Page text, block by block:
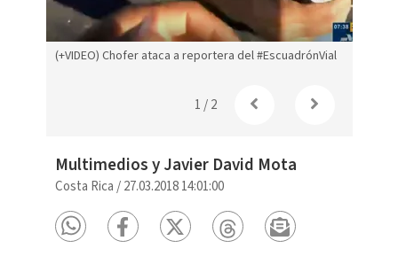
(+VIDEO) Chofer ataca a reportera del #EscuadrónVial
1 /2
Multimedios y Javier David Mota
Costa Rica /27.03.2018 14:01:00